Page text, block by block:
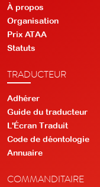
À propos
Organisation
Prix ATAA
Statuts
TRADUCTEUR
Adhérer
Guide du traducteur
L'Écran Traduit
Code de déontologie
Annuaire
COMMANDITAIRE